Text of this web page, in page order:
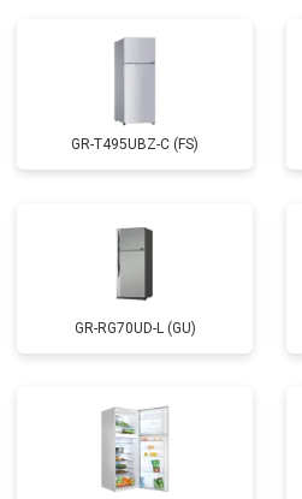
GR-T495UBZ-C (FS)
GR-RG70UD-L (GU)